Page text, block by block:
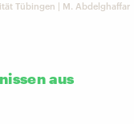
Tübingen | M. Abdelghaffar
aus